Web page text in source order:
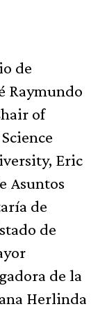
de
Raymundo
of
Eric
Asuntos
de
de
de la
Herlinda